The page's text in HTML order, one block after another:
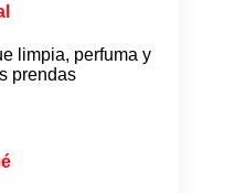
limpia, perfuma y
prendas